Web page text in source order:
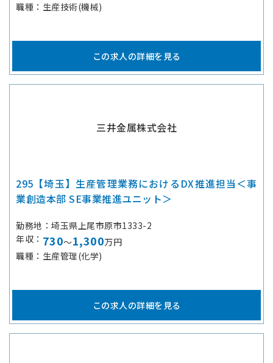
職種
生産技術(機械)
この求人の詳細を見る
三井金属株式会社
295【埼玉】生産管理業務におけるDX推進担当＜事
業創造本部 SE事業推進ユニット＞
勤務地
埼玉県上尾市原市1333-2
年収
730～1,300万円
職種
生産管理(化学)
この求人の詳細を見る